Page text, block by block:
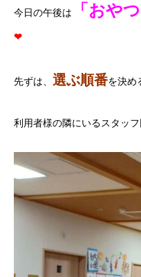
今日の午後は 「おや
❤
先ずは、 選ぶ順番を決め
利用者様の隣にいるスタッ